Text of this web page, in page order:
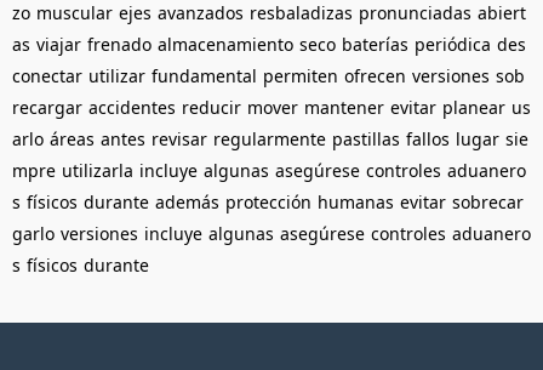
zo muscular ejes avanzados resbaladizas pronunciadas abiert
as viajar frenado almacenamiento seco baterías periódica des
conectar utilizar fundamental permiten ofrecen versiones sob
recargar accidentes reducir mover mantener evitar planear us
arlo áreas antes revisar regularmente pastillas fallos lugar sie
mpre utilizarla incluye algunas asegúrese controles aduanero
s físicos durante además protección humanas evitar sobrecar
garlo versiones incluye algunas asegúrese controles aduanero
s físicos durante